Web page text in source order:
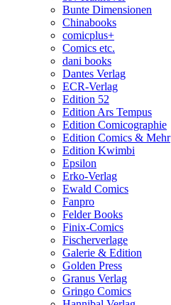
Bunte Dimensionen
Chinabooks
comicplus+
Comics etc.
dani books
Dantes Verlag
ECR-Verlag
Edition 52
Edition Ars Tempus
Edition Comicographie
Edition Comics & Mehr
Edition Kwimbi
Epsilon
Erko-Verlag
Ewald Comics
Fanpro
Felder Books
Finix-Comics
Fischerverlage
Galerie & Edition
Golden Press
Granus Verlag
Gringo Comics